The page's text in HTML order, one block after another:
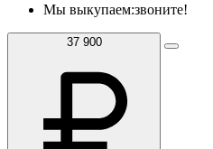
Мы выкупаем:звоните!
37 900